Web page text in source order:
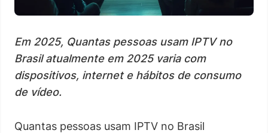
Em 2025, Quantas pessoas usam IPTV no
Brasil atualmente em 2025 varia com
dispositivos, internet e hábitos de consumo
de vídeo.
Quantas pessoas usam IPTV no Brasil